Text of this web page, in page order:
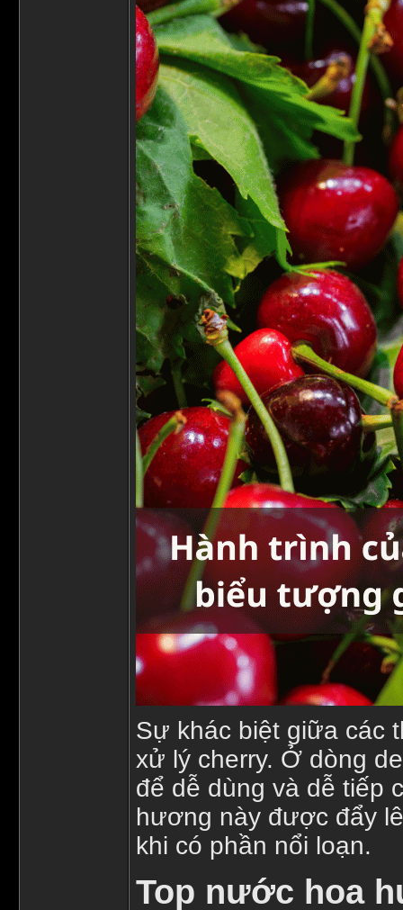
Sự khác biệt giữa các
xử lý cherry. Ở dòng
để dễ dùng và dễ tiếp
hương này được đẩy
khi có phần nổi loạn.
Top nước hoa